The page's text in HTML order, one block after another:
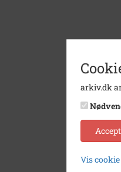
arkiv.dk
Vis